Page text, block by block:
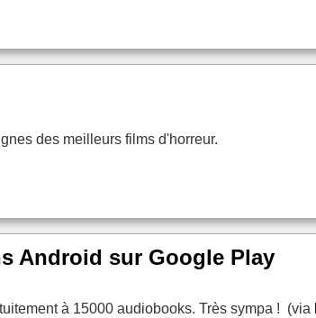
des meilleurs films d'horreur.
Android sur Google Play
à 15000 audiobooks. Très sympa ! (via